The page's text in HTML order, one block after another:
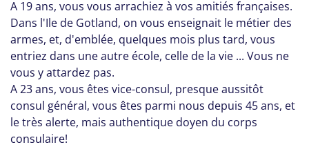
A 19 ans, vous vous arrachiez à vos amitiés françaises.
Dans l'Ile de Gotland, on vous enseignait le métier des
armes, et, d'emblée, quelques mois plus tard, vous
entriez dans une autre école, celle de la vie ... Vous ne
vous y attardez pas.
A 23 ans, vous êtes vice-consul, presque aussitôt
consul général, vous êtes parmi nous depuis 45 ans, et
le très alerte, mais authentique doyen du corps
consulaire!